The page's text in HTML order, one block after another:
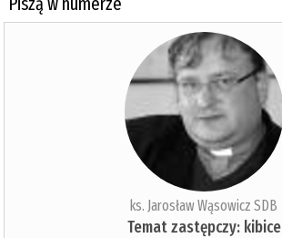
ks. Jarosław Wąsowicz SDB
Temat zastępczy: kibice